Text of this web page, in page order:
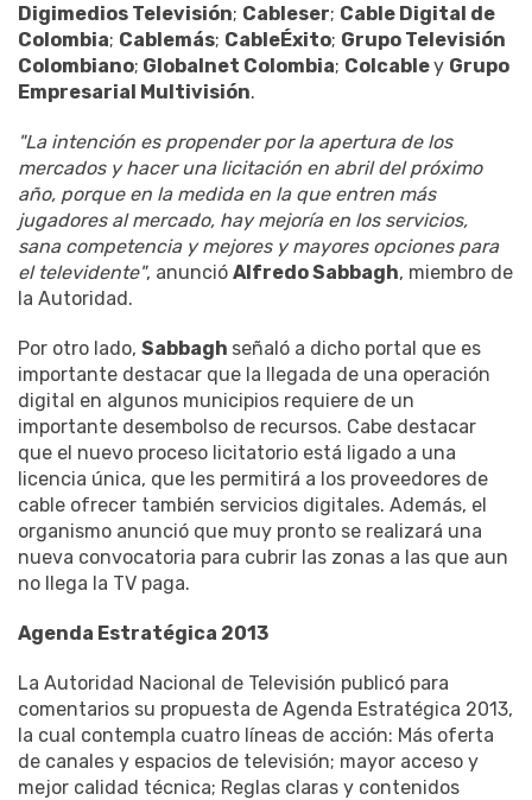
Digimedios Televisión; Cableser; Cable Digital de
Colombia; Cablemás; CableÉxito; Grupo Televisión
Colombiano; Globalnet Colombia; Colcabley Grupo
Empresarial Multivisión.
"La intención es propender por la apertura de los
mercados y hacer una licitación en abril del próximo
año, porque en la medida en la que entren más
jugadores al mercado, hay mejoría en los servicios,
sana competencia y mejores y mayores opciones para
el televidente", anunció Alfredo Sabbagh, miembro de
la Autoridad.
Por otro lado, Sabbagh señaló a dicho portal que es
importante destacar que la llegada de una operación
digital en algunos municipios requiere de un
importante desembolso de recursos. Cabe destacar
que el nuevo proceso licitatorio está ligado a una
licencia única, que les permitirá a los proveedores de
cable ofrecer también servicios digitales. Además, el
organismo anunció que muy pronto se realizará una
nueva convocatoria para cubrir las zonas a las que aun
no llega la TV paga.
Agenda Estratégica 2013
La Autoridad Nacional de Televisión publicó para
comentarios su propuesta de Agenda Estratégica 2013,
la cual contempla cuatro líneas de acción: Más oferta
de canales y espacios de televisión; mayor acceso y
mejor calidad técnica; Reglas claras y contenidos